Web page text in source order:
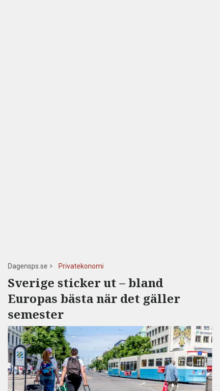
Dagensps.se Privatekonomi
Sverige sticker ut – bland
Europas bästa när det gäller
semester